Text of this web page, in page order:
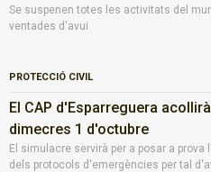
Se suspenen totes les activitats del
ventades d'avui
PROTECCIÓ CIVIL
El CAP d'Esparreguera
dimecres 1 d'octubre
El simulacre servirà per a posar a
dels protocols d'emergències per tal